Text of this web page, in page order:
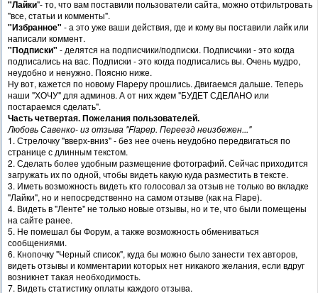
"Лайки"- то, что вам поставили пользователи сайта, можно отфильтровать
"все, статьи и комменты".
"Избранное" - а это уже ваши действия, где и кому вы поставили лайк или
написали коммент.
"Подписки" - делятся на подписчики/подписки. Подписчики - это когда
подписались на вас. Подписки - это когда подписались вы. Очень мудро,
неудобно и ненужно. Поясню ниже.
Ну вот, кажется по новому Flapеру прошлись. Двигаемся дальше. Теперь
наши "ХОЧУ" для админов. А от них ждем "БУДЕТ СДЕЛАНО или
постараемся сделать".
Часть четвертая. Пожелания пользователей.
Любовь Савенко- из отзыва "Flapер. Переезд неизбежен..."
1. Стрелочку "вверх-вниз" - без нее очень неудобно передвигаться по
странице с длинным текстом.
2. Сделать более удобным размещение фотографий. Сейчас приходится
загружать их по одной, чтобы видеть какую куда разместить в тексте.
3. Иметь возможность видеть кто голосовал за отзыв не только во вкладке
"Лайки", но и непосредственно на самом отзыве (как на Flapе).
4. Видеть в "Ленте" не только новые отзывы, но и те, что были помещены
на сайте ранее.
5. Не помешал бы Форум, а также возможность обмениваться
сообщениями.
6. Кнопочку "Черный список", куда бы можно было занести тех авторов,
видеть отзывы и комментарии которых нет никакого желания, если вдруг
возникнет такая необходимость.
7. Видеть статистику оплаты каждого отзыва.